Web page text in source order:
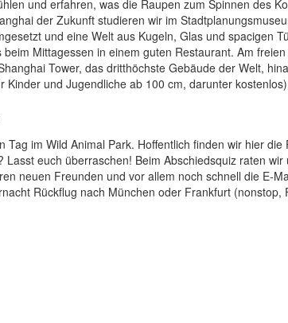
und erfahren, was die Raupen zum Spinnen des
der Zukunft studieren wir im
und eine Welt aus Kugeln, Glas und spacigen
Mittagessen in einem guten Restaurant. Am
Tower, das dritthöchste Gebäude der Welt,
und Jugendliche ab 100 cm, darunter
im Wild Animal Park. Hoffentlich finden wir hier die
euch überraschen! Beim Abschiedsquiz raten wir
neuen Freunden und vor allem noch schnell die E-
Rückflug nach München oder Frankfurt (nonstop,